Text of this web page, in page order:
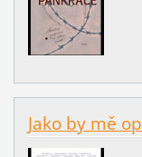
Jako by mě